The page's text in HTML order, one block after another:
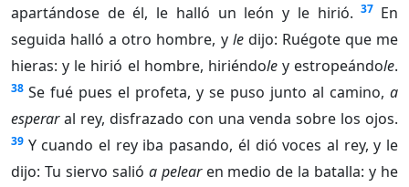
apartándose de él, le halló un león y le hirió. 37 En
seguida halló a otro hombre, y ledijo: Ruégote que me
hieras: y le hirió el hombre, hiriéndoley estropeándole.
38 Se fué pues el profeta, y se puso junto al camino, a
esperaral rey, disfrazado con una venda sobre los ojos.
39 Y cuando el rey iba pasando, él dió voces al rey, y le
dijo: Tu siervo salió a pelearen medio de la batalla: y he